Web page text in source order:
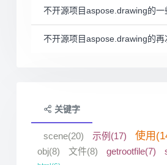
不开源项目aspose.drawing的一
不开源项目aspose.drawing的再
关键字
scene(20) 示例(17) 使用
obj(8)
文件(8) getrootfile(7)